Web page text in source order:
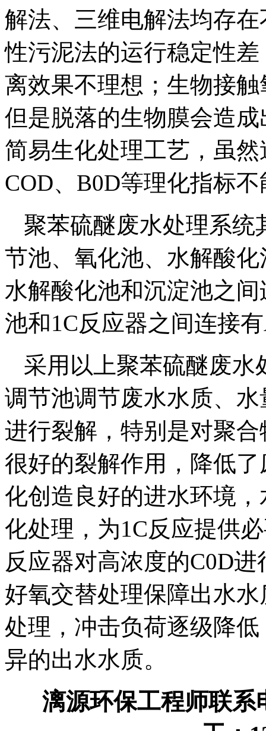
解法、三维电解法均存
性污泥法的运行稳定性
离效果不理想；生物接
但是脱落的生物膜会造
简易生化处理工艺，虽
COD、B0D等理化指标
聚苯硫醚废水处理系统
节池、氧化池、水解酸
水解酸化池和沉淀池之
池和1C反应器之间连接
采用以上聚苯硫醚废水
调节池调节废水水质、
进行裂解，特别是对聚
很好的裂解作用，降低
化创造良好的进水环境
化处理，为1C反应提供
反应器对高浓度的C0D
好氧交替处理保障出水
处理，冲击负荷逐级降
异的出水水质。
漓源环保工程师联系